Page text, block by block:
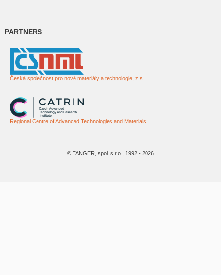
PARTNERS
Česká společnost pro nové materiály a technologie, z.s.
Regional Centre of Advanced Technologies and Materials
© TANGER, spol. s r.o., 1992 - 2026